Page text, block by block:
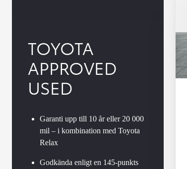
Från 360 900 kr
Från 3 548 kr/mån
Easy Billån
TOYOTA
APPROVED
USED
Garanti upp till 10 år eller 20 000
mil – i kombination med Toyota
Relax
Godkända enligt en 145-punkts